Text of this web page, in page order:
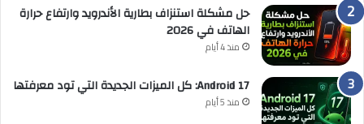
حل مشكلة استنزاف بطارية الأندرويد وارتفاع حرارة
الهاتف في 2026
منذ 4 أيام
Android 17: كل الميزات الجديدة التي تود معرفتها
منذ 5 أيام